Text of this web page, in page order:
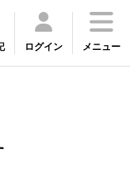
ログイン メニュー